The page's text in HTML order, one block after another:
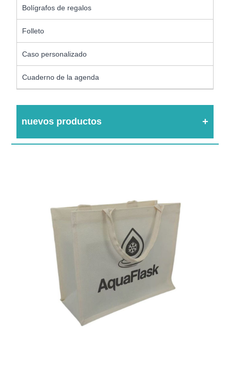
Bolígrafos de regalos
Folleto
Caso personalizado
Cuaderno de la agenda
nuevos productos